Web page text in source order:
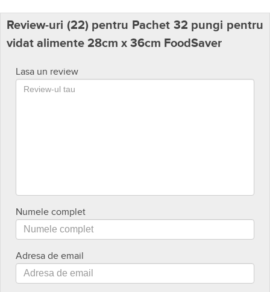
Review-uri (22) pentru Pachet 32 pungi pentru
vidat alimente 28cm x 36cm FoodSaver
Lasa un review
Numele complet
Adresa de email